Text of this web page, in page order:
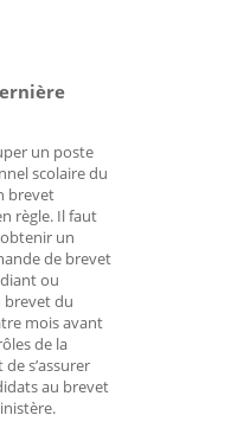
un poste
scolaire du
brevet
règle. Il faut
un
de brevet
ou
brevet du
mois avant
de la
de s’assurer
au brevet